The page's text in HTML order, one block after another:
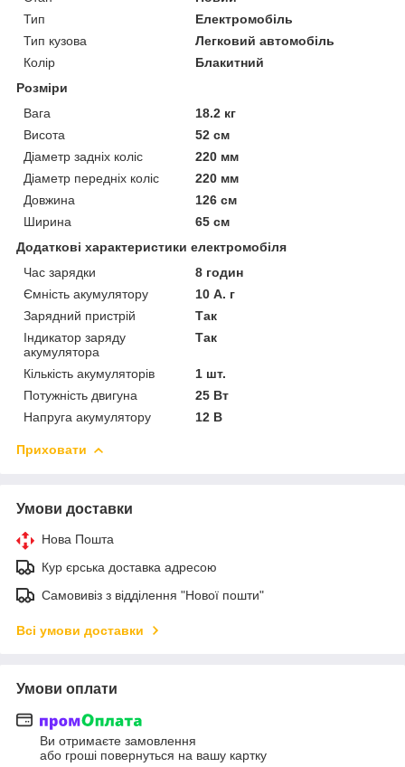
Тип
Електромобіль
Тип кузова
Легковий автомобіль
Колір
Блакитний
Розміри
Вага
18.2 кг
Висота
52 см
Діаметр задніх коліс
220 мм
Діаметр передніх коліс
220 мм
Довжина
126 см
Ширина
65 см
Додаткові характеристики електромобіля
Час зарядки
8 годин
Ємність акумулятору
10 А. г
Зарядний пристрій
Так
Індикатор заряду
акумулятора
Так
Кількість акумуляторів
1 шт.
Потужність двигуна
25 Вт
Напруга акумулятору
12 В
Приховати
Умови доставки
Нова Пошта
Кур єрська доставка адресою
Самовивіз з відділення "Нової пошти"
Всі умови доставки
Умови оплати
Ви отримаєте замовлення
або гроші повернуться на вашу картку